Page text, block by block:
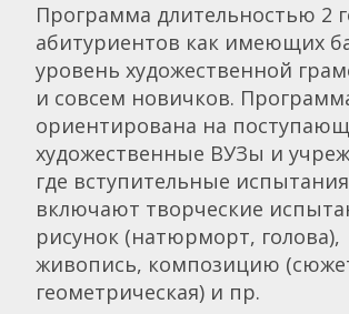
Программа длительностью 2
абитуриентов как имеющих
уровень художественной
и совсем новичков.
ориентирована на
художественные ВУЗы и
где вступительные испытания
включают творческие
рисунок (натюрморт, голова),
живопись, композицию
геометрическая) и пр.